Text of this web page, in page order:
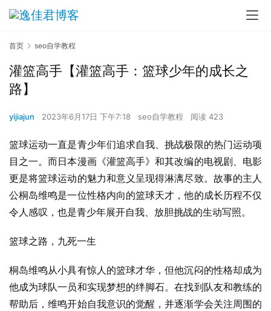
首页 seo自学教程
灌篮高手【灌篮高手：篮球少年的成长之
路】
yijiajun 2023年6月17日 下午7:18 seo自学教程 阅读 423
篮球运动一直是青少年们追求自我、挑战极限的热门运动项
目之一。而日本漫画《灌篮高手》和其改编的电视剧、电影
更是将篮球运动的魅力和意义呈现得淋漓尽致。故事的主人
公桐岛维鸣是一位性格内向的篮球天才，他的成长历程不仅
令人感叹，也是青少年展开自我、放胆挑战的生动写照。
篮球之路，九死一生
桐岛维鸣从小具有惊人的篮球才华，但他沉闷的性格却成为
他成为球队一员和实现梦想的绊脚石。在找到队友和教练的
帮助后，维鸣开始自我意识的觉醒，并逐渐学会关注周围的